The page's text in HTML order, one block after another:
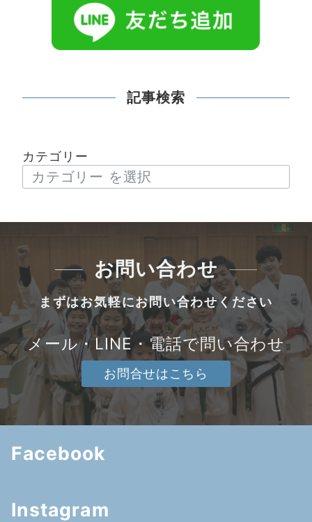
記事検索
カテゴリー
お問い合わせ
まずはお気軽にお問い合わせください
メール・LINE・電話で問い合わせ
お問合せはこちら
Facebook
Instagram